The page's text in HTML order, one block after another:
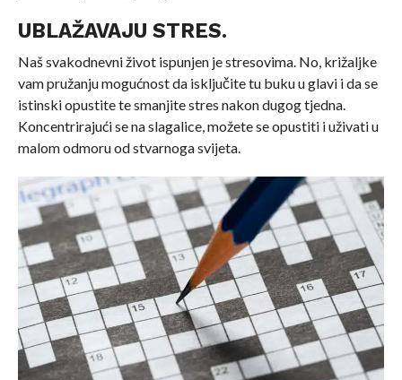
UBLAŽAVAJU STRES.
Naš svakodnevni život ispunjen je stresovima. No, križaljke
vam pružanju mogućnost da isključite tu buku u glavi i da se
istinski opustite te smanjite stres nakon dugog tjedna.
Koncentrirajući se na slagalice, možete se opustiti i uživati u
malom odmoru od stvarnoga svijeta.